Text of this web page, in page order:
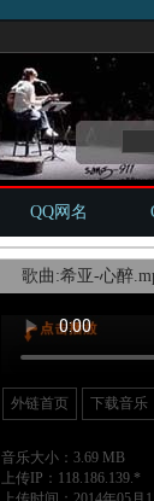
QQ网名
歌曲:希亚-心醉
外链首页 下载音乐
音乐大小：3.69 MB
上传IP：118.186.139.*